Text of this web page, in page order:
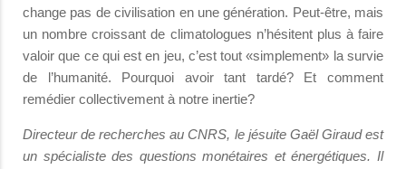
change pas de civilisation en une génération. Peut-être, mais
un nombre croissant de climatologues n’hésitent plus à faire
valoir que ce qui est en jeu, c’est tout «simplement» la survie
de l’humanité. Pourquoi avoir tant tardé? Et comment
remédier collectivement à notre inertie?
Directeur de recherches au CNRS, le jésuite Gaël Giraud est
un spécialiste des questions monétaires et énergétiques. Il